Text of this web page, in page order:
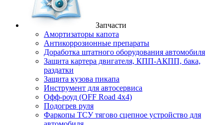
Запчасти
Амортизаторы капота
Антикоррозионные препараты
Доработка штатного оборудования автомобиля
Защита картера двигателя, КПП-АКПП, бака,
раздатки
Защита кузова пикапа
Инструмент для автосервиса
Офф-роуд (OFF Road 4x4)
Подогрев руля
Фаркопы ТСУ тягово сцепное устройство для